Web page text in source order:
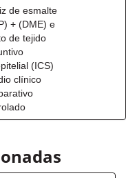
de esmalte
+ (DME) e
de tejido
(ICS)
clínico